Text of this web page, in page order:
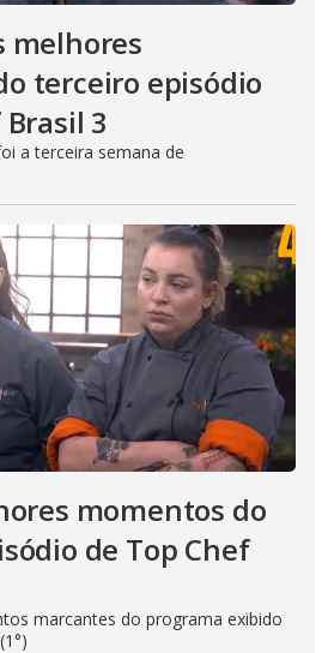
melhores
terceiro episódio
3
a terceira semana de
momentos do
de Top Chef
marcantes do programa exibido